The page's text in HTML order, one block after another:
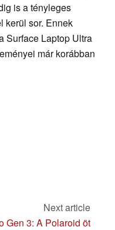
is a tényleges
kerül sor. Ennek
Surface Laptop Ultra
már korábban
Next article
Gen 3: A Polaroid öt